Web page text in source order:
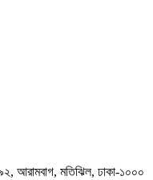
আরামবাগ, মতিঝিল, ঢাকা-১০০০